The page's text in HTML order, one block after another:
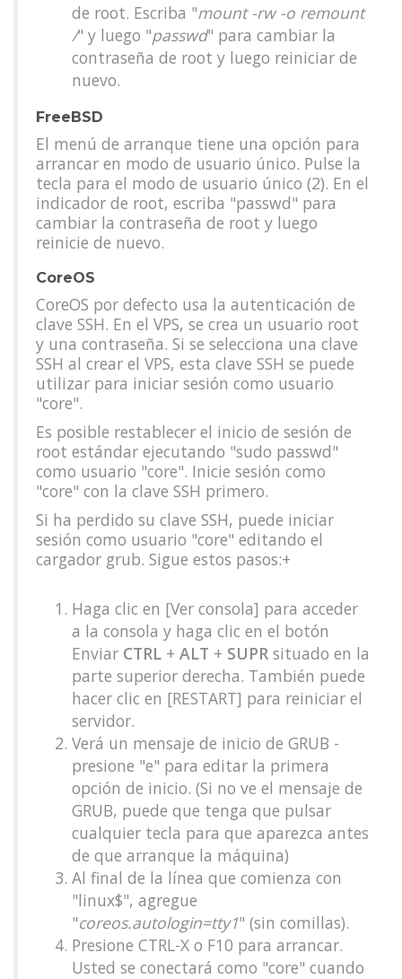
de root. Escriba "mount -rw -o remount
/" y luego "passwd" para cambiar la
contraseña de root y luego reiniciar de
nuevo.
FreeBSD
El menú de arranque tiene una opción para
arrancar en modo de usuario único. Pulse la
tecla para el modo de usuario único (2). En el
indicador de root, escriba "passwd" para
cambiar la contraseña de root y luego
reinicie de nuevo.
CoreOS
CoreOS por defecto usa la autenticación de
clave SSH. En el VPS, se crea un usuario root
y una contraseña. Si se selecciona una clave
SSH al crear el VPS, esta clave SSH se puede
utilizar para iniciar sesión como usuario
"core".
Es posible restablecer el inicio de sesión de
root estándar ejecutando "sudo passwd"
como usuario "core". Inicie sesión como
"core" con la clave SSH primero.
Si ha perdido su clave SSH, puede iniciar
sesión como usuario "core" editando el
cargador grub. Sigue estos pasos:+
Haga clic en [Ver consola] para acceder
a la consola y haga clic en el botón
Enviar CTRL + ALT + SUPR situado en la
parte superior derecha. También puede
hacer clic en [RESTART] para reiniciar el
servidor.
Verá un mensaje de inicio de GRUB -
presione "e" para editar la primera
opción de inicio. (Si no ve el mensaje de
GRUB, puede que tenga que pulsar
cualquier tecla para que aparezca antes
de que arranque la máquina)
Al final de la línea que comienza con
"linux$", agregue
"coreos.autologin=tty1" (sin comillas).
Presione CTRL-X o F10 para arrancar.
Usted se conectará como "core" cuando